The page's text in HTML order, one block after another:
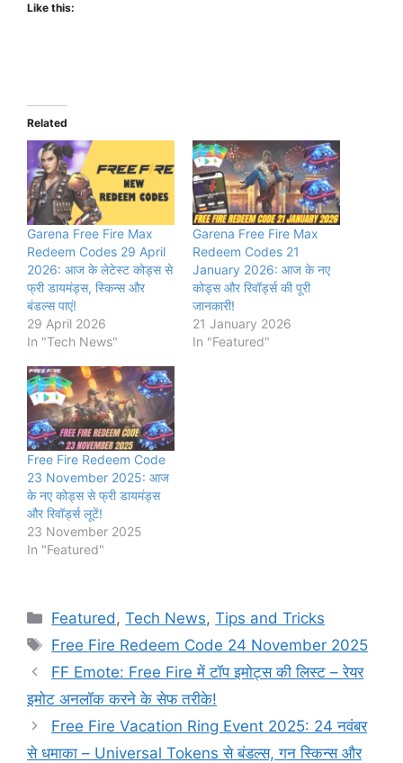
Like this:
Related
Garena Free Fire Max
Redeem Codes 29 April
2026: आज के लेटेस्ट कोड्स से
फ्री डायमंड्स, स्किन्स और
बंडल्स पाएं!
29 April 2026
In "Tech News"
Garena Free Fire Max
Redeem Codes 21
January 2026: आज के नए
कोड्स और रिवॉर्ड्स की पूरी
जानकारी!
21 January 2026
In "Featured"
Free Fire Redeem Code
23 November 2025: आज
के नए कोड्स से फ्री डायमंड्स
और रिवॉर्ड्स लूटें!
23 November 2025
In "Featured"
Categories
Featured ,Tech News,Tips and Tricks
Tags
Free Fire Redeem Code 24 November 2025
FF Emote: Free Fire में टॉप इमोट्स की लिस्ट – रेयर
इमोट अनलॉक करने के सेफ तरीके!
Free Fire Vacation Ring Event 2025: 24 नवंबर
से धमाका – Universal Tokens से बंडल्स, गन स्किन्स और